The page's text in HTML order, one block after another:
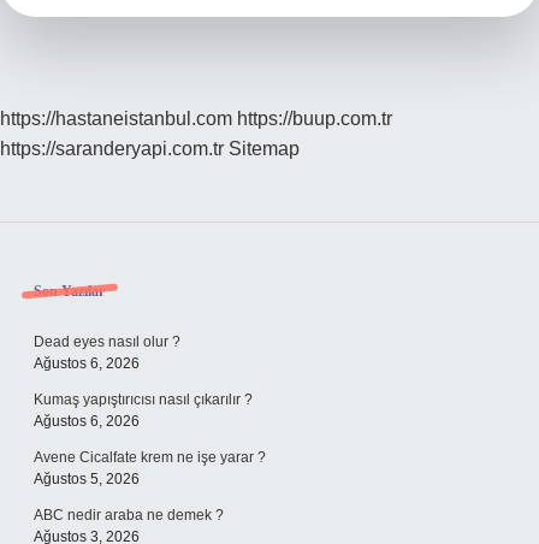
https://hastaneistanbul.com https://buup.com.tr
https://saranderyapi.com.tr Sitemap
Sidebar
Son Yazılar
Dead eyes nasıl olur ?
Ağustos 6, 2026
Kumaş yapıştırıcısı nasıl çıkarılır ?
Ağustos 6, 2026
Avene Cicalfate krem ne işe yarar ?
Ağustos 5, 2026
ABC nedir araba ne demek ?
Ağustos 3, 2026